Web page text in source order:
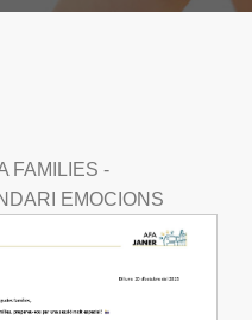
FAMILIES -
EMOCIONS